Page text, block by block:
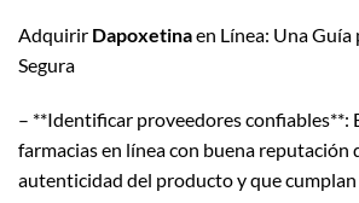
Adquirir Dapoxetinaen Línea: Una Guía
Segura
– **Identificar proveedores confiables**:
farmacias en línea con buena reputación
autenticidad del producto y que cumplan